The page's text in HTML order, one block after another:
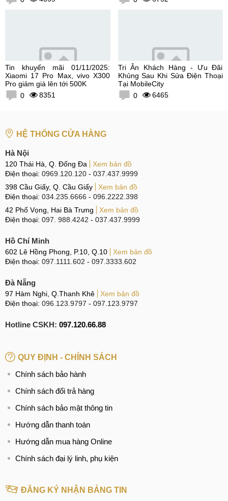
Tin khuyến mãi 01/11/2025:
Xiaomi 17 Pro Max, vivo X300
Pro giảm giá lên tới 500K
0
8351
Tri Ân Khách Hàng - Ưu Đãi
Khủng Sau Khi Sửa Điện Thoại
Tại MobileCity
0
6465
HỆ THỐNG CỬA HÀNG
Hà Nội
120 Thái Hà, Q. Đống Đa
Xem bản đồ
Điện thoại: 0969.120.120 - 037.437.9999
398 Cầu Giấy, Q. Cầu Giấy
Xem bản đồ
Điện thoại: 034.235.6666 - 096.2222.398
42 Phố Vọng, Hai Bà Trưng
Xem bản đồ
Điện thoại: 097. 988.4242 - 037.437.9999
Hồ Chí Minh
602 Lê Hồng Phong, P.10, Q.10
Xem bản đồ
Điện thoại: 097.1111.602 - 097.3333.602
Đà Nẵng
97 Hàm Nghi, Q.Thanh Khê
Xem bản đồ
Điện thoại: 096.123.9797 - 097.123.9797
Hotline CSKH: 097.120.66.88
QUY ĐỊNH - CHÍNH SÁCH
Chính sách bảo hành
Chính sách đổi trả hàng
Chính sách bảo mật thông tin
Hướng dẫn thanh toán
Hướng dẫn mua hàng Online
Chính sách đại lý linh, phụ kiện
ĐĂNG KÝ NHẬN BẢNG TIN